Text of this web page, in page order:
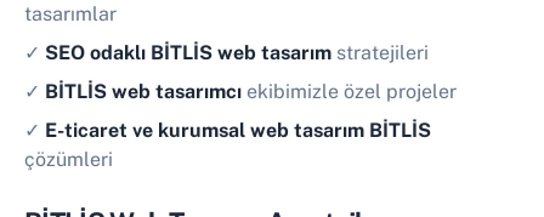
tasarımlar
✓ SEO odaklı BİTLİS web tasarım stratejileri
✓ BİTLİS web tasarımcı ekibimizle özel projeler
✓ E-ticaret ve kurumsal web tasarım BİTLİS
çözümleri